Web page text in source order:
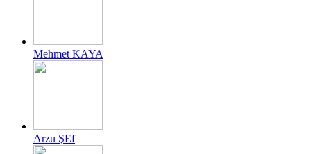
Mehmet KAYA
Arzu ŞEf